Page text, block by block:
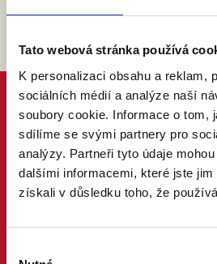
Tato webová stránka používá
K personalizaci obsahu a reklam,
sociálních médií a analýze naší
soubory cookie. Informace o tom,
sdílíme se svými partnery pro
analýzy. Partneři tyto údaje
dalšími informacemi, které jste
získali v důsledku toho, že